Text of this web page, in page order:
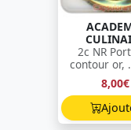
2c NR
contour or,
8,00€